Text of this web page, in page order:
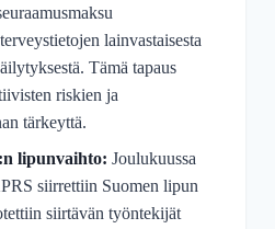
lainvastaisesta
Tämä tapaus
riskien ja
tärkeyttä.
lipunvaihto: Joulukuussa
siirrettiin Suomen lipun
siirtävän työntekijät